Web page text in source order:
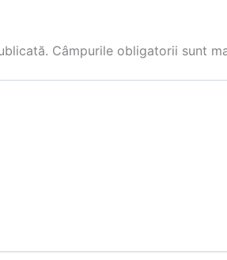
Câmpurile obligatorii sunt